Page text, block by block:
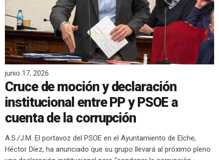
junio 17, 2026
Cruce de moción y declaración
institucional entre PP y PSOE a
cuenta de la corrupción
A.S./J.M. El portavoz del PSOE en el Ayuntamiento de Elche,
Héctor Díez, ha anunciado que su grupo llevará al próximo pleno